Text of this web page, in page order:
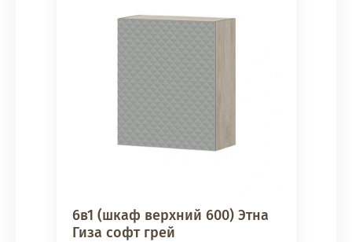
6в1 (шкаф верхний 600) Этна
Гиза софт грей